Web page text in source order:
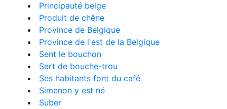
Principauté belge
Produit de chêne
Province de Belgique
Province de l'est de la Belgique
Sent le bouchon
Sert de bouche-trou
Ses habitants font du café
Simenon y est né
Suber